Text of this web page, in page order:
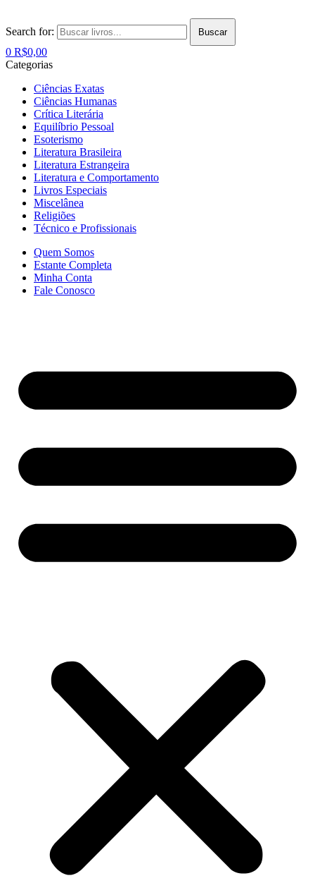
Search for: Buscar
0 R$0,00
Categorias
Ciências Exatas
Ciências Humanas
Crítica Literária
Equilíbrio Pessoal
Esoterismo
Literatura Brasileira
Literatura Estrangeira
Literatura e Comportamento
Livros Especiais
Miscelânea
Religiões
Técnico e Profissionais
Quem Somos
Estante Completa
Minha Conta
Fale Conosco